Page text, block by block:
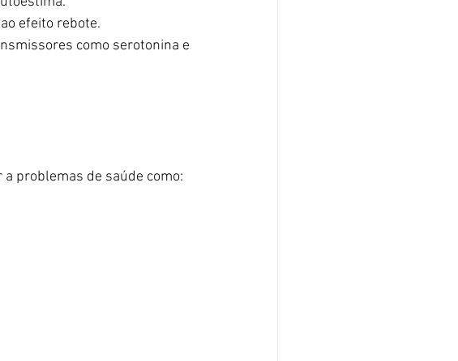
efeito rebote.
como serotonina e
problemas de saúde como: